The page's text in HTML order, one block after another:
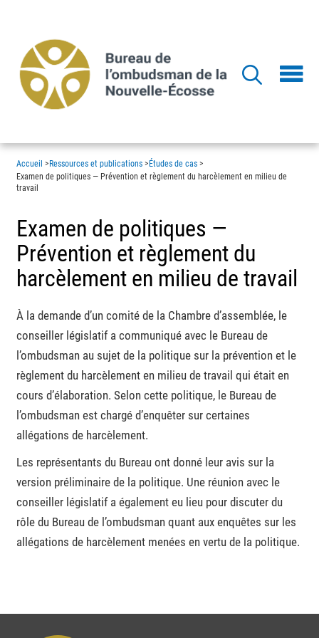
contenu
principal
Accueil > Ressources et publications > Études de cas >
Examen de politiques — Prévention et règlement du harcèlement en milieu de
travail
Examen de politiques —
Prévention et règlement du
harcèlement en milieu de travail
À la demande d’un comité de la Chambre d’assemblée, le
conseiller législatif a communiqué avec le Bureau de
l’ombudsman au sujet de la politique sur la prévention et le
règlement du harcèlement en milieu de travail qui était en
cours d’élaboration. Selon cette politique, le Bureau de
l’ombudsman est chargé d’enquêter sur certaines
allégations de harcèlement.
Les représentants du Bureau ont donné leur avis sur la
version préliminaire de la politique. Une réunion avec le
conseiller législatif a également eu lieu pour discuter du
rôle du Bureau de l’ombudsman quant aux enquêtes sur les
allégations de harcèlement menées en vertu de la politique.